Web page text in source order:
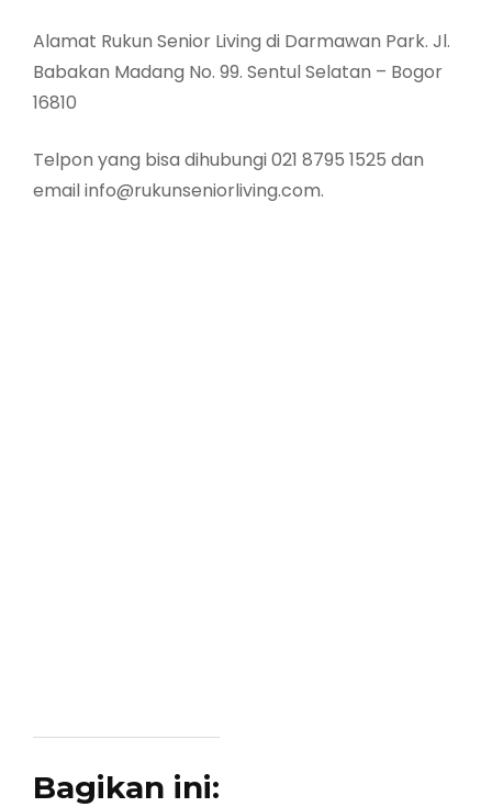
Alamat Rukun Senior Living di Darmawan Park. Jl.
Babakan Madang No. 99. Sentul Selatan – Bogor
16810
Telpon yang bisa dihubungi 021 8795 1525 dan
email info@rukunseniorliving.com.
Bagikan ini: